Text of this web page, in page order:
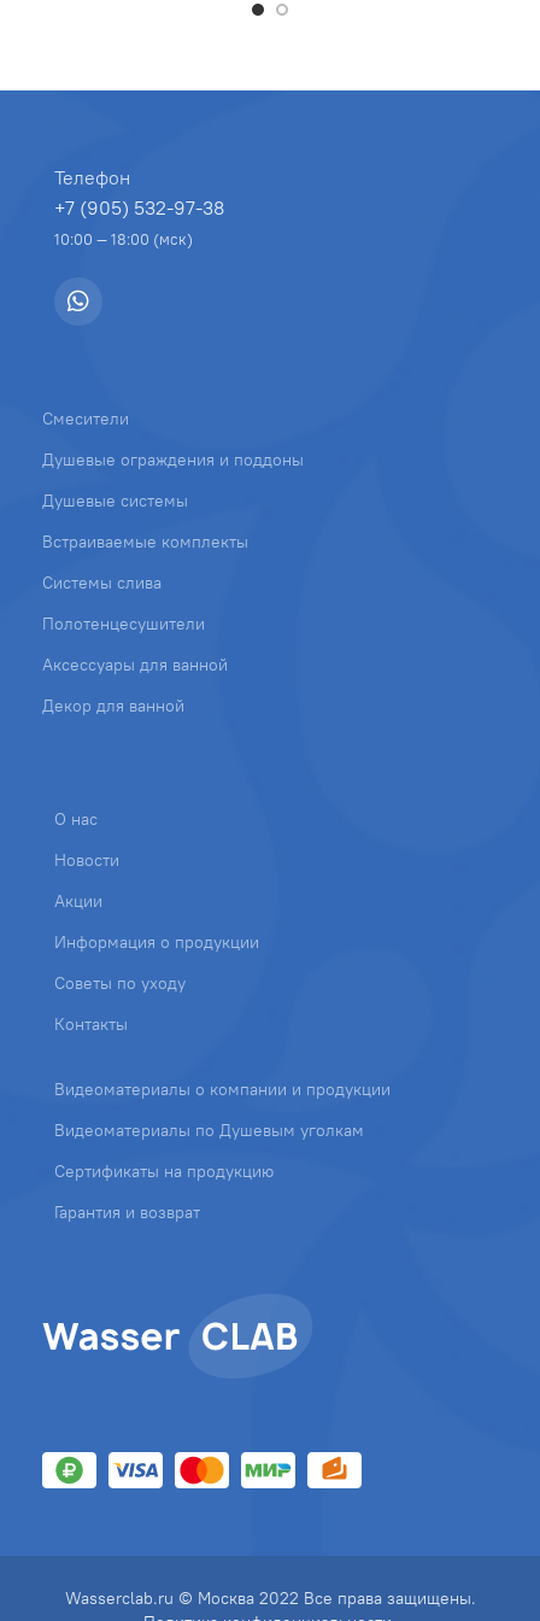
О нас
Новости
Акции
Информация о продукции
Советы по уходу
Контакты
Видеоматериалы о компании и продукции
Видеоматериалы по Душевым уголкам
Сертификаты на продукцию
Гарантия и возврат
Смесители
Душевые ограждения и поддоны
Душевые системы
Встраиваемые комплекты
Системы слива
Полотенцесушители
Аксессуары для ванной
Декор для ванной
Телефон
+7 (905) 532-97-38
10:00 — 18:00 (мск)
Wasserclab.ru © Москва 2022 Все права защищены.